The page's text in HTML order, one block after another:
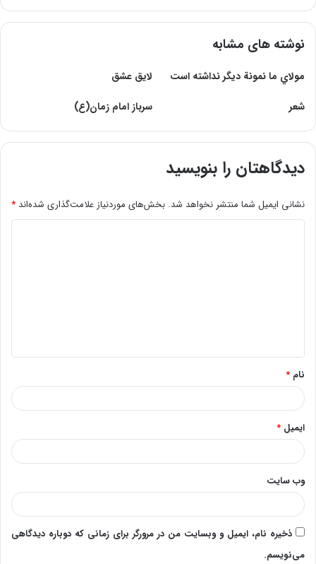
نوشته های مشابه
مولاي ما نمونة ديگر نداشته است
لایق عشق
شعر
سرباز امام زمان(ع)
دیدگاهتان را بنویسید
نشانی ایمیل شما منتشر نخواهد شد. بخش‌های موردنیاز علامت‌گذاری شده‌اند *
*
نام *
ایمیل *
وب‌ سایت
ذخیره نام، ایمیل و وبسایت من در مرورگر برای زمانی که دوباره دیدگاهی
می‌نویسم.